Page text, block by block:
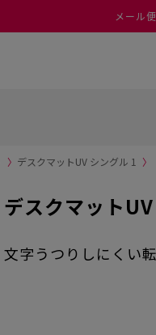
メール
〉 デスクマットUV シングル 1 〉
デスクマット
文字うつりしにくい